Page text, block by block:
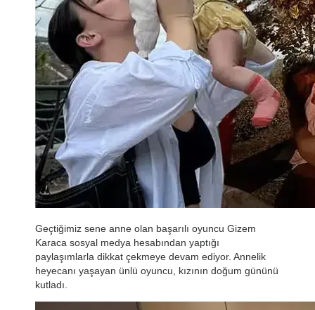
Geçtiğimiz sene anne olan başarılı oyuncu Gizem
Karaca sosyal medya hesabından yaptığı
paylaşımlarla dikkat çekmeye devam ediyor. Annelik
heyecanı yaşayan ünlü oyuncu, kızının doğum gününü
kutladı.